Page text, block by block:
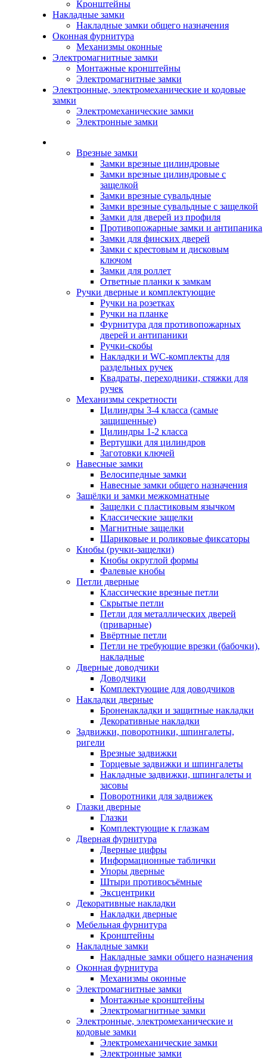
Кронштейны
Накладные замки
Накладные замки общего назначения
Оконная фурнитура
Механизмы оконные
Электромагнитные замки
Монтажные кронштейны
Электромагнитные замки
Электронные, электромеханические и кодовые
замки
Электромеханические замки
Электронные замки
Врезные замки
Замки врезные цилиндровые
Замки врезные цилиндровые с
защелкой
Замки врезные сувальдные
Замки врезные сувальдные с защелкой
Замки для дверей из профиля
Противопожарные замки и антипаника
Замки для финских дверей
Замки с крестовым и дисковым
ключом
Замки для роллет
Ответные планки к замкам
Ручки дверные и комплектующие
Ручки на розетках
Ручки на планке
Фурнитура для противопожарных
дверей и антипаники
Ручки-скобы
Накладки и WC-комплекты для
раздельных ручек
Квадраты, переходники, стяжки для
ручек
Механизмы секретности
Цилиндры 3-4 класса (самые
защищенные)
Цилиндры 1-2 класса
Вертушки для цилиндров
Заготовки ключей
Навесные замки
Велосипедные замки
Навесные замки общего назначения
Защёлки и замки межкомнатные
Защелки с пластиковым язычком
Классические защелки
Магнитные защелки
Шариковые и роликовые фиксаторы
Кнобы (ручки-защелки)
Кнобы округлой формы
Фалевые кнобы
Петли дверные
Классические врезные петли
Скрытые петли
Петли для металлических дверей
(приварные)
Ввёртные петли
Петли не требующие врезки (бабочки),
накладные
Дверные доводчики
Доводчики
Комплектующие для доводчиков
Накладки дверные
Броненакладки и защитные накладки
Декоративные накладки
Задвижки, поворотники, шпингалеты,
ригели
Врезные задвижки
Торцевые задвижки и шпингалеты
Накладные задвижки, шпингалеты и
засовы
Поворотники для задвижек
Глазки дверные
Глазки
Комплектующие к глазкам
Дверная фурнитура
Дверные цифры
Информационные таблички
Упоры дверные
Штыри противосъёмные
Эксцентрики
Декоративные накладки
Накладки дверные
Мебельная фурнитура
Кронштейны
Накладные замки
Накладные замки общего назначения
Оконная фурнитура
Механизмы оконные
Электромагнитные замки
Монтажные кронштейны
Электромагнитные замки
Электронные, электромеханические и
кодовые замки
Электромеханические замки
Электронные замки